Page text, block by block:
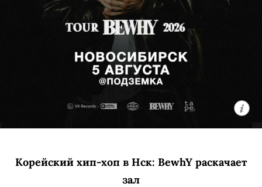
Корейский хип-хоп в Нск: BewhY раскачает
зал